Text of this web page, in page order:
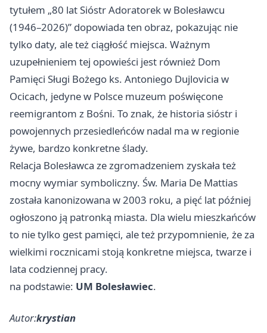
tytułem „80 lat Sióstr Adoratorek w Bolesławcu
(1946–2026)” dopowiada ten obraz, pokazując nie
tylko daty, ale też ciągłość miejsca. Ważnym
uzupełnieniem tej opowieści jest również Dom
Pamięci Sługi Bożego ks. Antoniego Dujlovicia w
Ocicach, jedyne w Polsce muzeum poświęcone
reemigrantom z Bośni. To znak, że historia sióstr i
powojennych przesiedleńców nadal ma w regionie
żywe, bardzo konkretne ślady.
Relacja Bolesławca ze zgromadzeniem zyskała też
mocny wymiar symboliczny. Św. Maria De Mattias
została kanonizowana w 2003 roku, a pięć lat później
ogłoszono ją patronką miasta. Dla wielu mieszkańców
to nie tylko gest pamięci, ale też przypomnienie, że za
wielkimi rocznicami stoją konkretne miejsca, twarze i
lata codziennej pracy.
na podstawie: UM Bolesławiec.
Autor:krystian